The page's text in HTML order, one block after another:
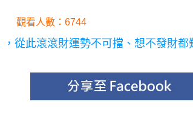
觀看人數：6744
從此滾滾財運勢不可擋、想不發財都